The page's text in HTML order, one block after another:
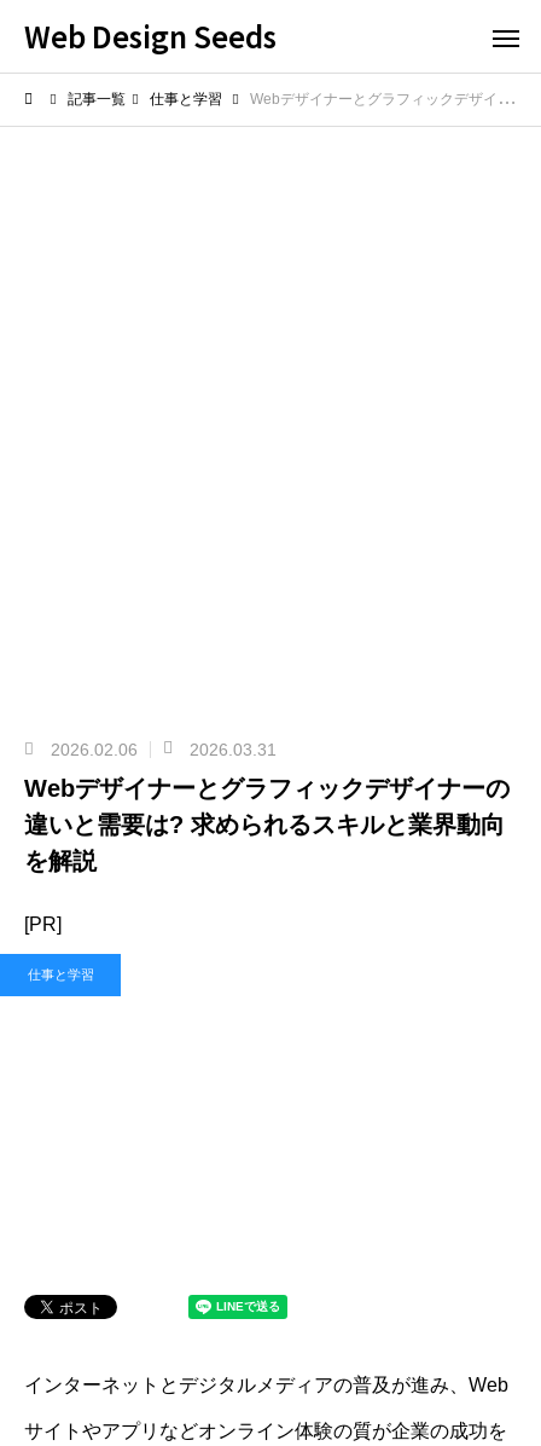
Web Design Seeds
記事一覧 仕事と学習 Webデザイナーとグラフィックデザイナーの違いと需要は? 求められるスキルと業界動向を解説
2026.02.06 2026.03.31
Webデザイナーとグラフィックデザイナーの
違いと需要は? 求められるスキルと業界動向
を解説
[PR]
仕事と学習
インターネットとデジタルメディアの普及が進み、Web
サイトやアプリなどオンライン体験の質が企業の成功を